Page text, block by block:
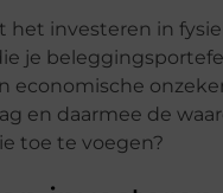
investeren in
je
economische
en daarmee de
toe te voegen?